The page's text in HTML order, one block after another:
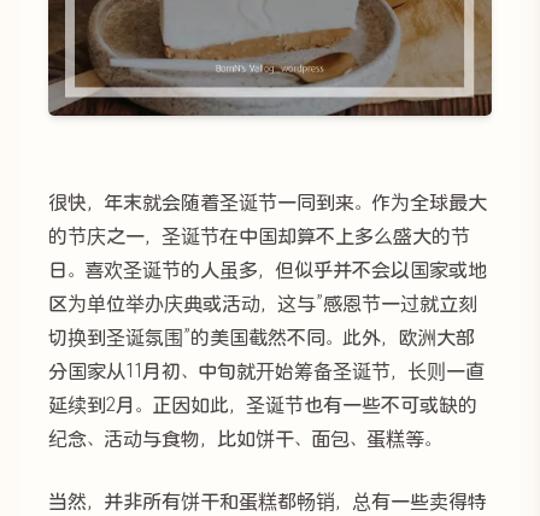
很快，年末就会随着圣诞节一同到来。作为全球最大
的节庆之一，圣诞节在中国却算不上多么盛大的节
日。喜欢圣诞节的人虽多，但似乎并不会以国家或地
区为单位举办庆典或活动，这与”感恩节一过就立刻
切换到圣诞氛围”的美国截然不同。此外，欧洲大部
分国家从11月初、中旬就开始筹备圣诞节，长则一直
延续到2月。正因如此，圣诞节也有一些不可或缺的
纪念、活动与食物，比如饼干、面包、蛋糕等。
当然，并非所有饼干和蛋糕都畅销，总有一些卖得特